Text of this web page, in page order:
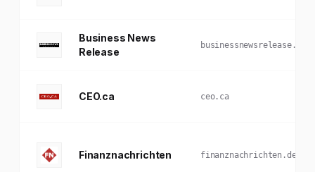
Business News
Release
businessnewsrelease.com
CEO.ca ceo.ca
Finanznachrichten finanznachrichten.de